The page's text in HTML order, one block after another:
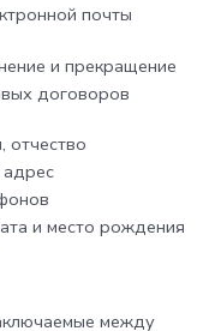
почты
и прекращение
договоров
отчество
адрес
и место рождения
между